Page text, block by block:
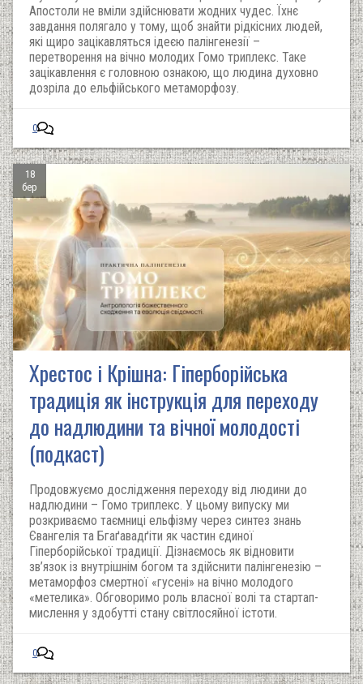
Апостоли не вміли здійснювати жодних чудес. Їхнє
завдання полягало у тому, щоб знайти рідкісних людей,
які щиро зацікавляться ідеєю палінгенезії –
перетворення на вічно молодих Гомо триплекс. Таке
зацікавлення є головною ознакою, що людина духовно
дозріла до ельфійського метаморфозу.
0
18
бер
Хрестос і Крішна: Гіперборійська
традиція як інструкція для переходу
до надлюдини та вічної молодості
(подкаст)
Продовжуємо дослідження переходу від людини до
надлюдини – Гомо триплекс. У цьому випуску ми
розкриваємо таємниці ельфізму через синтез знань
Євангелія та Бгаґавадґіти як частин єдиної
Гіперборійської традиції. Дізнаємось як відновити
зв’язок із внутрішнім богом та здійснити палінгенезію –
метаморфоз смертної «гусені» на вічно молодого
«метелика». Обговоримо роль власної волі та стартап-
мислення у здобутті стану світлосяйної істоти.
0